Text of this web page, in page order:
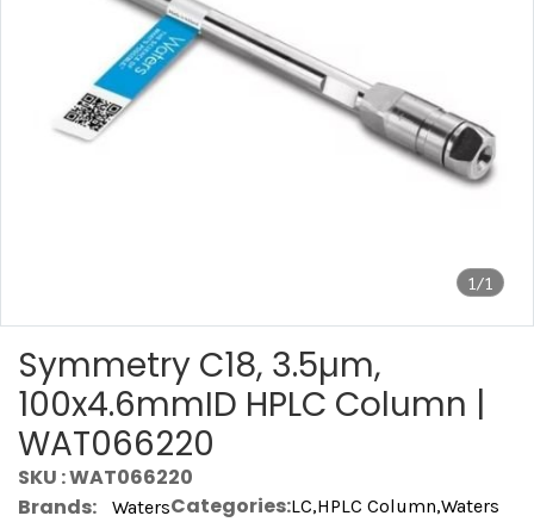
1/1
Symmetry C18, 3.5µm,
100x4.6mmID HPLC Column |
WAT066220
SKU : WAT066220
Brands:
WatersCategories:LC,HPLC Column,Waters